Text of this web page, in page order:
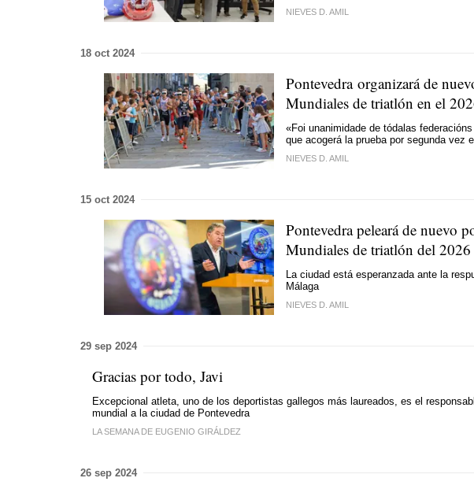
NIEVES D. AMIL
18 oct 2024
Pontevedra organizará de
Mundiales de triatlón en el
«Foi unanimidade de tódalas
que acogerá la prueba por segunda vez
NIEVES D. AMIL
15 oct 2024
Pontevedra peleará de nuevo
Mundiales de triatlón del 2026
La ciudad está esperanzada ante la
Málaga
NIEVES D. AMIL
29 sep 2024
Gracias por todo, Javi
Excepcional atleta, uno de los deportistas gallegos más laureados, es el
mundial a la ciudad de Pontevedra
LA SEMANA DE EUGENIO GIRÁLDEZ
26 sep 2024